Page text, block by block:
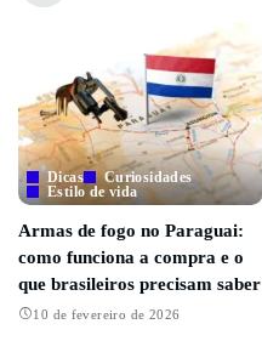
Dicas
Curiosidades
Estilo de vida
Armas de fogo no Paraguai:
como funciona a compra e o
que brasileiros precisam saber
10 de fevereiro de 2026